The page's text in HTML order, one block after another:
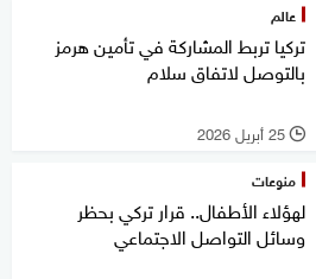
عالم
تركيا تربط المشاركة في تأمين هرمز
بالتوصل لاتفاق سلام
l 25 أبريل 2026
منوعات
لهؤلاء الأطفال.. قرار تركي بحظر
وسائل التواصل الاجتماعي